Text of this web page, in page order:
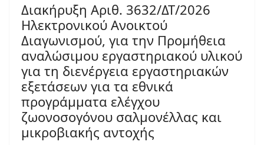
Διακήρυξη Αριθ. 3632/ΔΤ/2026
Ηλεκτρονικού Ανοικτού
Διαγωνισμού, για την Προμήθεια
αναλώσιμου εργαστηριακού υλικού
για τη διενέργεια εργαστηριακών
εξετάσεων για τα εθνικά
προγράμματα ελέγχου
ζωονοσογόνου σαλμονέλλας και
μικροβιακής αντοχής